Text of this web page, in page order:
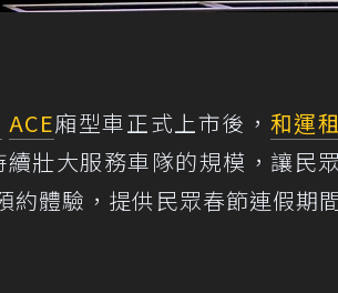
ACE廂型車正式上市後， 和運
壯大服務車隊的規模，讓民
約體驗，提供民眾春節連假期